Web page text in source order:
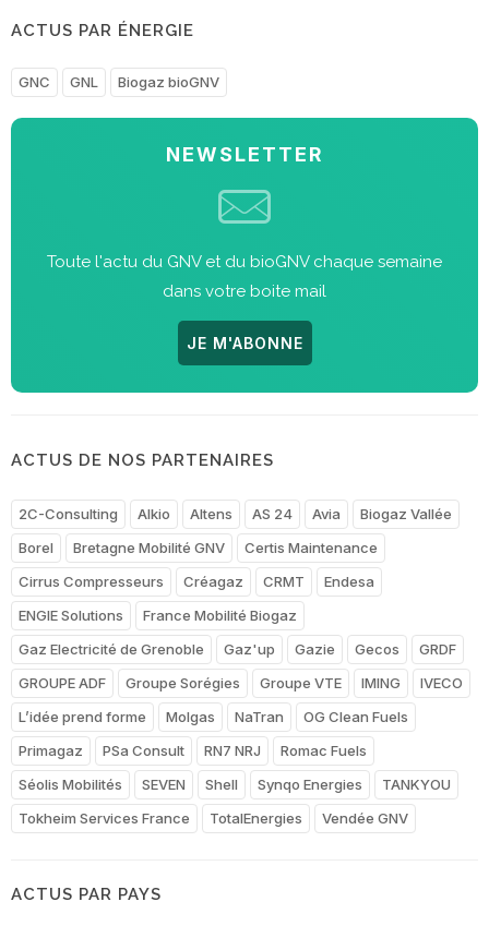
ACTUS PAR ÉNERGIE
GNC GNL Biogaz bioGNV
NEWSLETTER
Toute l'actu du GNV et du bioGNV chaque semaine
dans votre boite mail
JE M'ABONNE
ACTUS DE NOS PARTENAIRES
2C-Consulting Alkio Altens AS 24 Avia
Biogaz Vallée
Borel
Bretagne Mobilité GNV
Certis Maintenance
Cirrus Compresseurs
Créagaz CRMT
Endesa
ENGIE Solutions
France Mobilité Biogaz
Gaz Electricité de Grenoble
Gaz'up Gazie Gecos
GRDF
GROUPE ADF
Groupe Sorégies Groupe VTE IMING
IVECO
L’idée prend forme
Molgas NaTran
OG Clean Fuels
Primagaz
PSa Consult RN7 NRJ
Romac Fuels
Séolis Mobilités
SEVEN Shell Synqo Energies
TANKYOU
Tokheim Services France
TotalEnergies Vendée GNV
ACTUS PAR PAYS